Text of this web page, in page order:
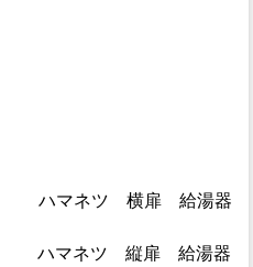
ハマネツ 横扉 給湯器
ハマネツ 縦扉 給湯器